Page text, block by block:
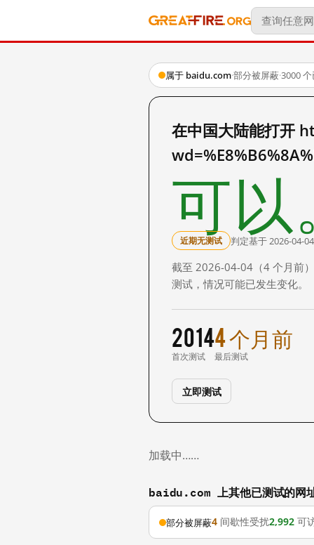
属于 baidu.com·部分被屏蔽·3000
在中国大陆能打开
可以
近期无测试 判定基于 2026-04-
截至 2026-04-04（4 个月前
测试，情况可能已发生变化。
2014
首次测试
4 个月前
最后测试
立即测试
加载中……
baidu.com 上其他已测试的网
部分被屏蔽4 间歇性受扰2,992 可